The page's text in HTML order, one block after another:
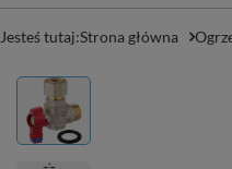
Jesteś tutaj:Strona główna